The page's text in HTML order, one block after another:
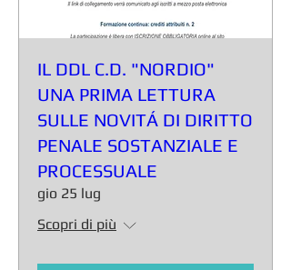
IL DDL C.D. "NORDIO"
UNA PRIMA LETTURA
SULLE NOVITÁ DI DIRITTO
PENALE SOSTANZIALE E
PROCESSUALE
gio 25 lug
Scopri di più